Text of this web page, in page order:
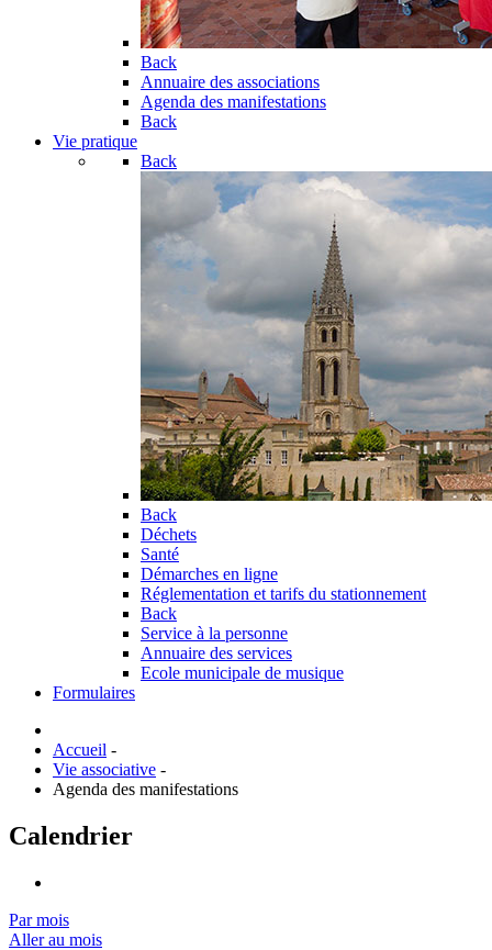
Back
Annuaire des associations
Agenda des manifestations
Back
Vie pratique
Back
Back
Déchets
Santé
Démarches en ligne
Réglementation et tarifs du stationnement
Back
Service à la personne
Annuaire des services
Ecole municipale de musique
Formulaires
Accueil -
Vie associative -
Agenda des manifestations
Calendrier
Par mois
Aller au mois